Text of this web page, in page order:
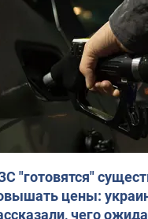
"готовятся"
цены:
чего